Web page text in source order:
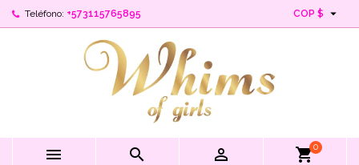
Teléfono: +573115765895 COP $ 
   shopping_cart0